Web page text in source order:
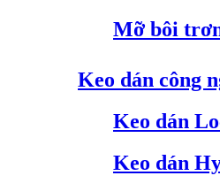
Mỡ bôi
Keo dán công
Keo dán
Keo dán